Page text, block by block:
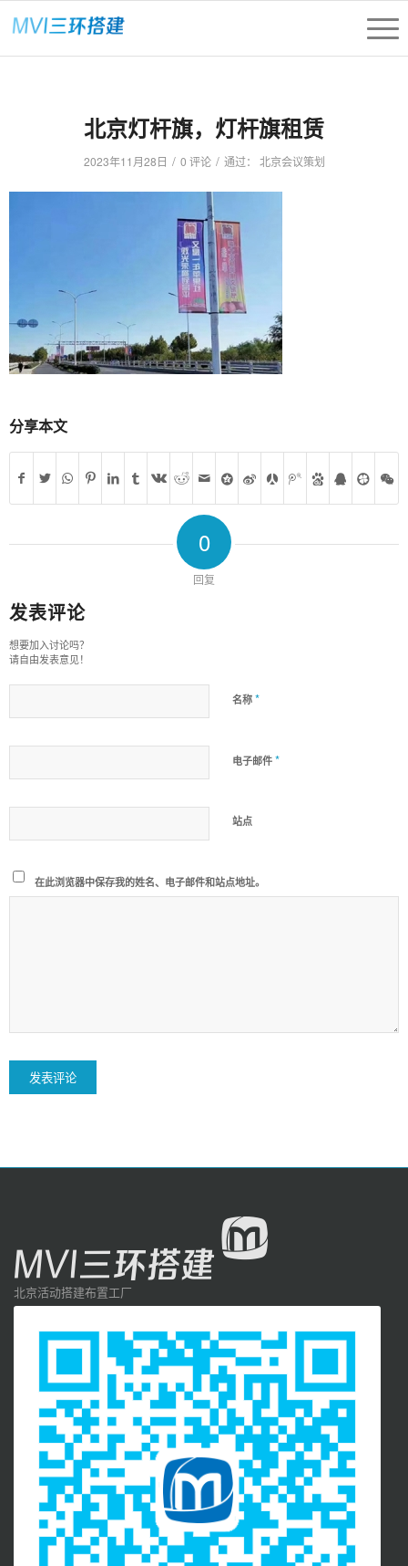
北京灯杆旗，灯杆旗租赁
2023年11月28日 / 0 评论 / 通过： 北京会议策划
分享本文
0
回复
发表评论
想要加入讨论吗？
请自由发表意见！
名称 *
电子邮件 *
站点
在此浏览器中保存我的姓名、电子邮件和站点地址。
北京活动搭建布置工厂